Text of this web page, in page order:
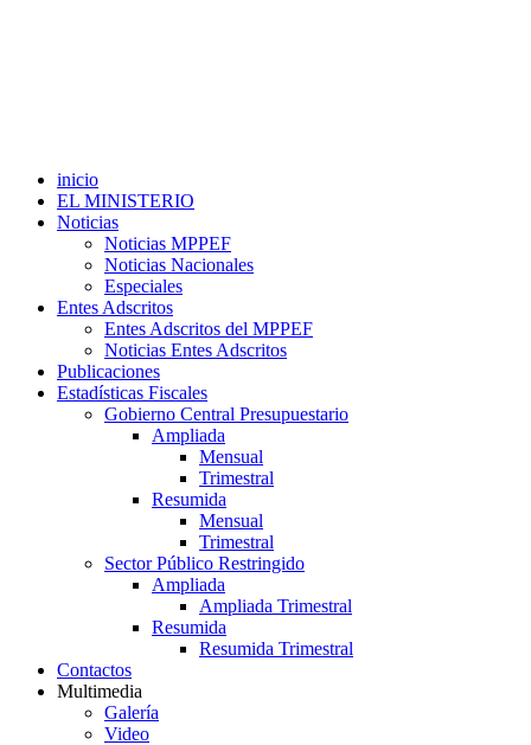
inicio
EL MINISTERIO
Noticias
Noticias MPPEF
Noticias Nacionales
Especiales
Entes Adscritos
Entes Adscritos del MPPEF
Noticias Entes Adscritos
Publicaciones
Estadísticas Fiscales
Gobierno Central Presupuestario
Ampliada
Mensual
Trimestral
Resumida
Mensual
Trimestral
Sector Público Restringido
Ampliada
Ampliada Trimestral
Resumida
Resumida Trimestral
Contactos
Multimedia
Galería
Video